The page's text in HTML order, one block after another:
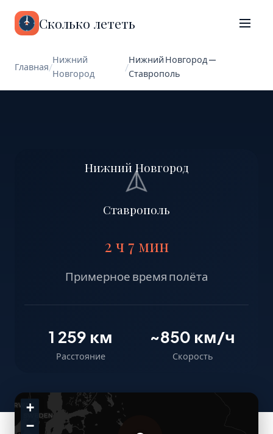
Сколько лететь
Главная/
Нижний
Новгород
/
Нижний Новгород —
Ставрополь
Нижний Новгород
Ставрополь
2 ч 7 мин
Примерное время полёта
1 259 км
Расстояние
~850 км/ч
Скорость
+
−